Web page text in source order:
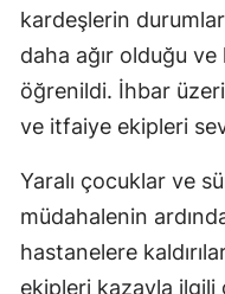
kardeşlerin
daha ağır olduğu
öğrenildi. İhbar
ve itfaiye ekipleri
Yaralı çocuklar ve
müdahalenin
hastanelere
ekipleri kazayla ilgili